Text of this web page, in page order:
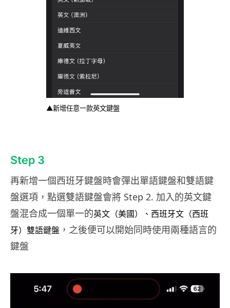
▲新增任意一款英文鍵盤
Step 3
再新增一個西班牙鍵盤時會彈出單語鍵盤和雙語鍵
盤選項，點選雙語鍵盤會將 Step 2. 加入的英文鍵
盤混合成一個單一的英文（美國）、西班牙文（西班
牙）雙語鍵盤 ，之後便可以開始同時使用兩種語言的
鍵盤